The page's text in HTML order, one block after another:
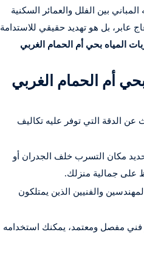
بين الفلل والعمائر السكنية
عابر، بل هو تهديد حقيقي للاستدامة
المياه بحي أم الحمام الغربي
أم الحمام الغربي
عن الدقة التي توفر عليه تكاليف
مكان التسرب خلف الجدران أو
والفنيين الذين يمتلكون
فني مفصل ومعتمد، يمكنك استخدامه